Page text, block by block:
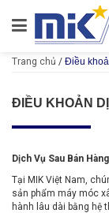
Trang chủ / Điều
ĐIỀU KHOẢN
Dịch Vụ Sau Bán
Tại MIK Việt Nam,
sản phẩm máy móc
hành lâu dài bằng hệ